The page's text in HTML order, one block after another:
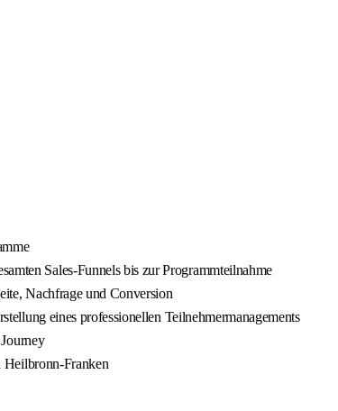
Sales-Funnels bis zur Programmteilnahme
Nachfrage und Conversion
eines professionellen Teilnehmermanagements
Heilbronn-Franken